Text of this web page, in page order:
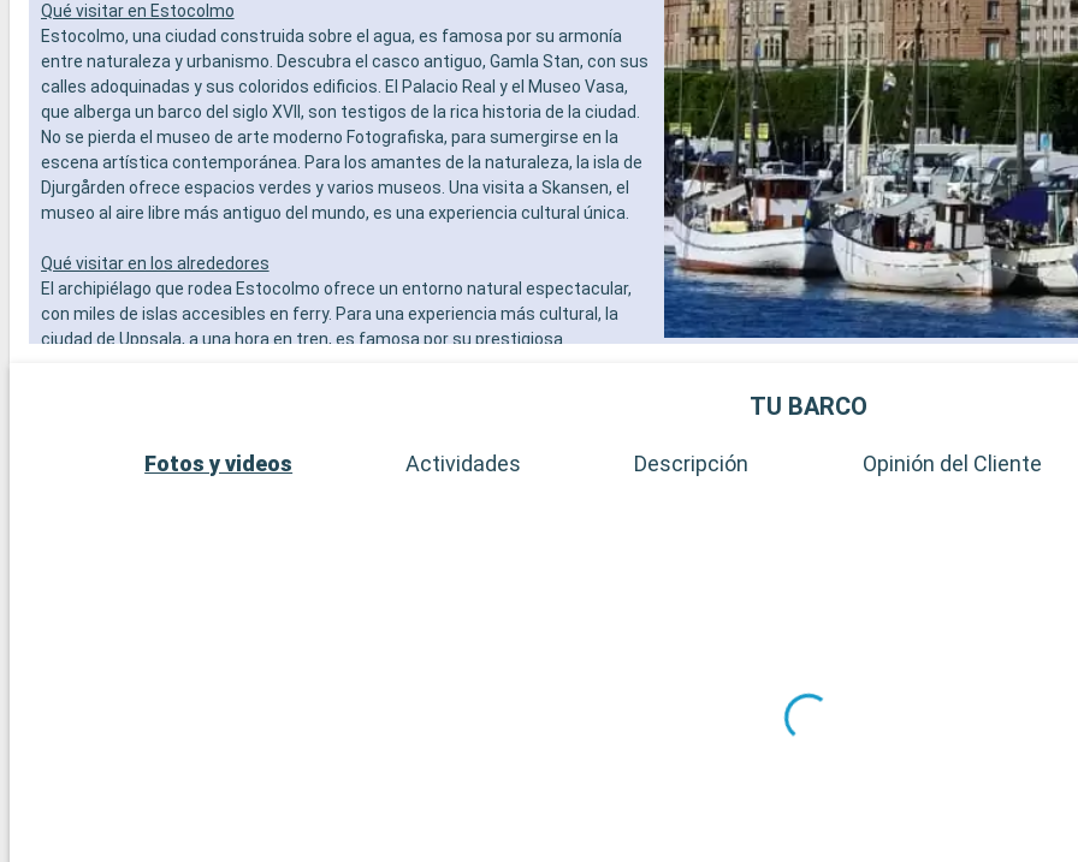
Qué visitar en Estocolmo
Estocolmo, una ciudad construida sobre el agua, es famosa por su armonía
entre naturaleza y urbanismo. Descubra el casco antiguo, Gamla Stan, con sus
calles adoquinadas y sus coloridos edificios. El Palacio Real y el Museo Vasa,
que alberga un barco del siglo XVII, son testigos de la rica historia de la ciudad.
No se pierda el museo de arte moderno Fotografiska, para sumergirse en la
escena artística contemporánea. Para los amantes de la naturaleza, la isla de
Djurgården ofrece espacios verdes y varios museos. Una visita a Skansen, el
museo al aire libre más antiguo del mundo, es una experiencia cultural única.
Qué visitar en los alrededores
El archipiélago que rodea Estocolmo ofrece un entorno natural espectacular,
con miles de islas accesibles en ferry. Para una experiencia más cultural, la
ciudad de Uppsala, a una hora en tren, es famosa por su prestigiosa
TU BARCO
Fotos y videos Actividades Descripción Opinión del Cliente